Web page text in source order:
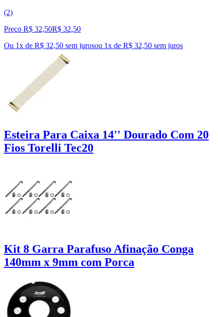
(2)
Preço R$ 32,50R$ 32,50
Ou 1x de R$ 32,50 sem jurosou 1x de R$ 32,50 sem juros
Esteira Para Caixa 14'' Dourado Com 20
Fios Torelli Tec20
Kit 8 Garra Parafuso Afinação Conga
140mm x 9mm com Porca